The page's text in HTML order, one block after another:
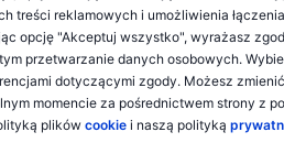
treści reklamowych i umożliwienia
opcję "Akceptuj wszystko", wyrażasz
przetwarzanie danych osobowych.
dotyczącymi zgody. Możesz
momencie za pośrednictwem strony z
plikówcookie i naszą polityką
XXXXXXX XXXXXXX
XXXXXXX